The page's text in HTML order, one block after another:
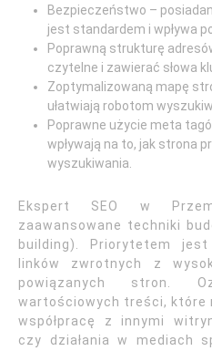
Bezpieczeństwo –
jest standardem i wpływa
Poprawną strukturę
czytelne i zawierać słowa
Zoptymalizowaną mapę
ułatwiają robotom
Poprawne użycie meta
wpływają na to, jak strona
wyszukiwania.
Ekspert SEO w
zaawansowane techniki
building). Priorytetem
linków zwrotnych z
powiązanych stron.
wartościowych treści, które
współpracę z innymi
czy działania w mediach